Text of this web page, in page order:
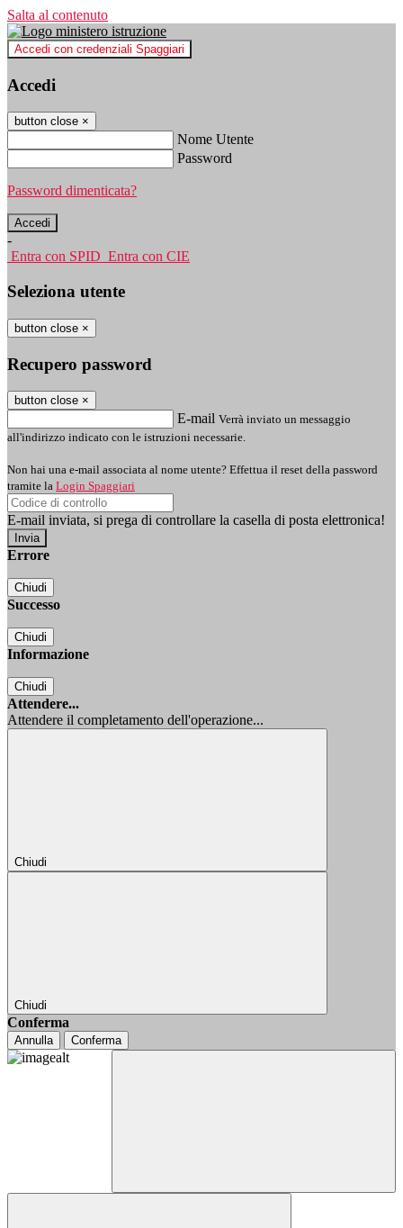
Salta al contenuto
Accedi con credenziali Spaggiari
Accedi
button close ×
Nome Utente
Password
Password dimenticata?
-
Entra con SPID Entra con CIE
Seleziona utente
button close ×
Recupero password
button close ×
E-mail Verrà inviato un messaggio
all'indirizzo indicato con le istruzioni necessarie.
Non hai una e-mail associata al nome utente? Effettua il reset della password
tramite la Login Spaggiari
E-mail inviata, si prega di controllare la casella di posta elettronica!
Errore
Chiudi
Successo
Chiudi
Informazione
Chiudi
Attendere...
Attendere il completamento dell'operazione...
Chiudi
Chiudi
Conferma
Annulla Conferma